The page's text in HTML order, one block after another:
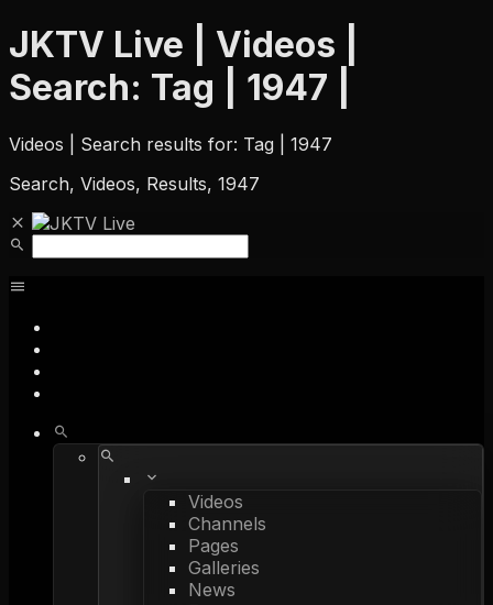
JKTV Live | Videos |
Search: Tag | 1947 |
Videos | Search results for: Tag | 1947
Search, Videos, Results, 1947
Videos
Channels
Pages
Galleries
News